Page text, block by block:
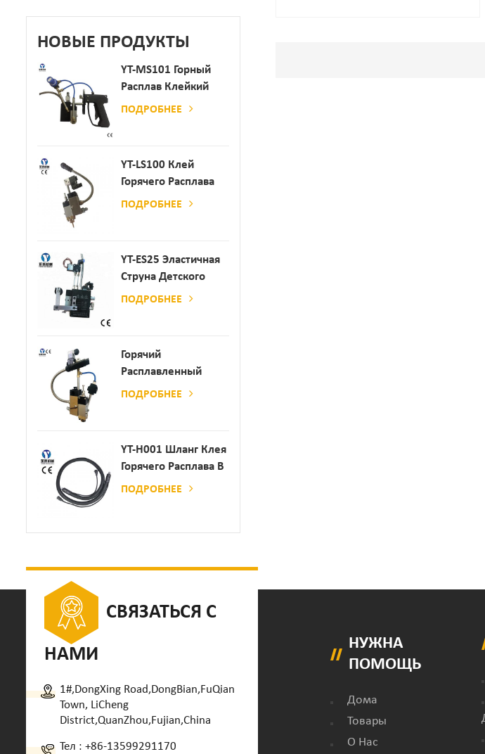
НОВЫЕ ПРОДУКТЫ
YT-MS101 Горный
Расплав Клейкий
Распылительный
ПОДРОБНЕЕ
YT-LS100 Клей
Горячего Расплава
Клея
ПОДРОБНЕЕ
YT-ES25 Эластичная
Струна Детского
Пеленки
ПОДРОБНЕЕ
Горячий
Расплавленный
Клей
ПОДРОБНЕЕ
YT-H001 Шланг Клея
Горячего Расплава В
Сочетании С
ПОДРОБНЕЕ
СВЯЗАТЬСЯ С
НАМИ
1#,DongXing Road,DongBian,FuQian
Town, LiCheng
District,QuanZhou,Fujian,China
Тел : +86-13599291170
НУЖНА
ПОМОЩЬ
Дома
Товары
О Нас